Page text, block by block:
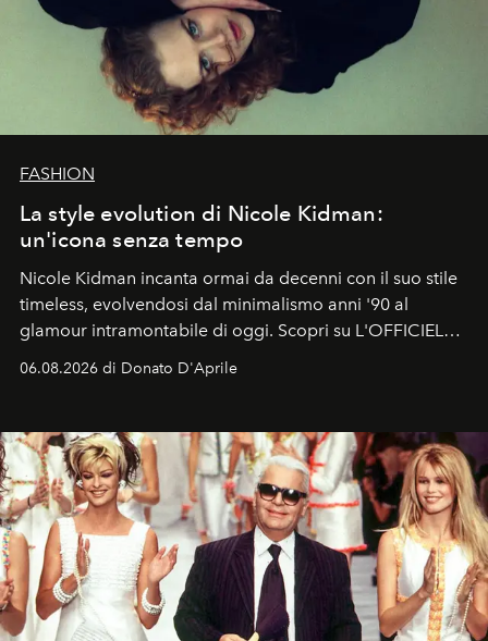
FASHION
La style evolution di Nicole Kidman:
un'icona senza tempo
Nicole Kidman incanta ormai da decenni con il suo stile
timeless, evolvendosi dal minimalismo anni '90 al
glamour intramontabile di oggi. Scopri su L'OFFICIEL
Italia la sua style evolution.
06.08.2026 di Donato D'Aprile